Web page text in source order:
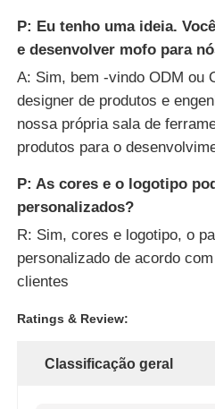
P: Eu tenho uma ideia.
e desenvolver mofo para
A: Sim, bem -vindo ODM ou
designer de produtos e
nossa própria sala de
produtos para o
P: As cores e o logotipo
personalizados?
R: Sim, cores e logotipo, o
personalizado de acordo
clientes
Ratings & Review:
Classificação geral